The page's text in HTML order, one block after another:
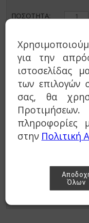
ΠΟΣΟΤΗΤΑ:
€ 5,00
Καλάθι
Προσθήκη
ΠΕΡΙΓΡΑΦΗ
Διάμετρος
Μήκος
για την
ιστοσελίδας
των επιλογών
σας, θα
πληροφορίες
στην Πολιτική
Όλων